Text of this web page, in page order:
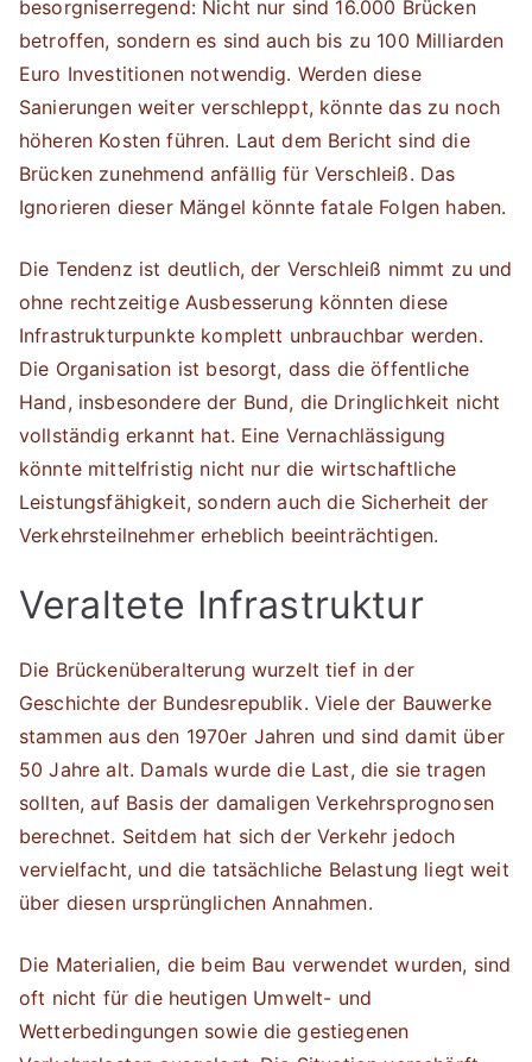
besorgniserregend: Nicht nur sind 16.000 Brücken
betroffen, sondern es sind auch bis zu 100 Milliarden
Euro Investitionen notwendig. Werden diese
Sanierungen weiter verschleppt, könnte das zu noch
höheren Kosten führen. Laut dem Bericht sind die
Brücken zunehmend anfällig für Verschleiß. Das
Ignorieren dieser Mängel könnte fatale Folgen haben.
Die Tendenz ist deutlich, der Verschleiß nimmt zu und
ohne rechtzeitige Ausbesserung könnten diese
Infrastrukturpunkte komplett unbrauchbar werden.
Die Organisation ist besorgt, dass die öffentliche
Hand, insbesondere der Bund, die Dringlichkeit nicht
vollständig erkannt hat. Eine Vernachlässigung
könnte mittelfristig nicht nur die wirtschaftliche
Leistungsfähigkeit, sondern auch die Sicherheit der
Verkehrsteilnehmer erheblich beeinträchtigen.
Veraltete Infrastruktur
Die Brückenüberalterung wurzelt tief in der
Geschichte der Bundesrepublik. Viele der Bauwerke
stammen aus den 1970er Jahren und sind damit über
50 Jahre alt. Damals wurde die Last, die sie tragen
sollten, auf Basis der damaligen Verkehrsprognosen
berechnet. Seitdem hat sich der Verkehr jedoch
vervielfacht, und die tatsächliche Belastung liegt weit
über diesen ursprünglichen Annahmen.
Die Materialien, die beim Bau verwendet wurden, sind
oft nicht für die heutigen Umwelt- und
Wetterbedingungen sowie die gestiegenen